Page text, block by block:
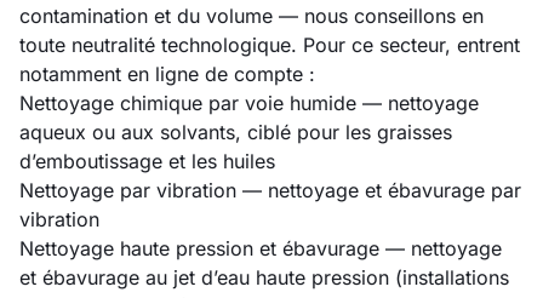
contamination et du volume — nous conseillons en
toute neutralité technologique. Pour ce secteur, entrent
notamment en ligne de compte :
Nettoyage chimique par voie humide — nettoyage
aqueux ou aux solvants, ciblé pour les graisses
d’emboutissage et les huiles
Nettoyage par vibration — nettoyage et ébavurage par
vibration
Nettoyage haute pression et ébavurage — nettoyage
et ébavurage au jet d’eau haute pression (installations